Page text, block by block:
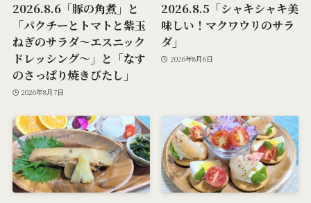
2026.8.6「豚の角煮」と
「パクチーとトマトと紫玉
ねぎのサラダ～エスニック
ドレッシング～」と「なす
のさっぱり焼きびたし」
2026年8月7日
2026.8.5「シャキシャキ美
味しい！マクワウリのサラ
ダ」
2026年8月6日